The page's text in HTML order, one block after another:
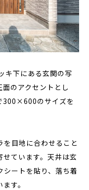
キ下にある玄関の写
のアクセントとし
300×600のサイズを
目地に合わせること
ています。天井は玄
ートを貼り、落ち着
す。